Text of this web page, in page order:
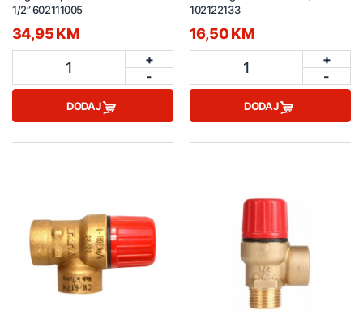
1/2” 602111005
34,95 KM
1
+
-
DODAJ
102122133
16,50 KM
1
+
-
DODAJ